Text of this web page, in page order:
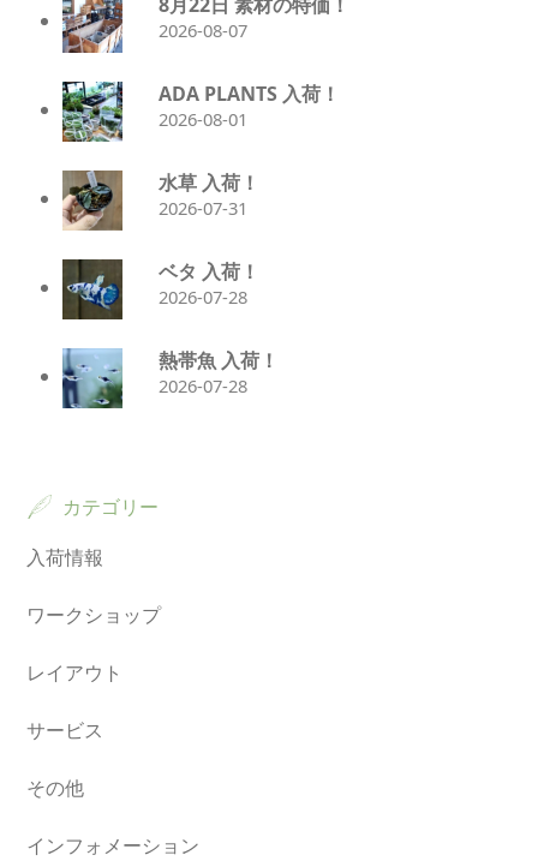
2026-08-07
ADA PLANTS 入荷！
2026-08-01
水草 入荷！
2026-07-31
ベタ 入荷！
2026-07-28
熱帯魚 入荷！
2026-07-28
カテゴリー
入荷情報
ワークショップ
レイアウト
サービス
その他
インフォメーション